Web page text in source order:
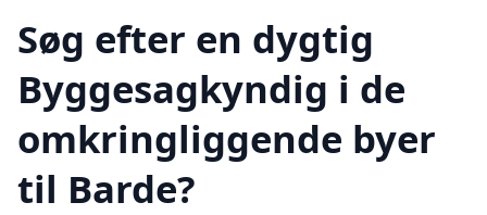
Søg efter en dygtig
Byggesagkyndig i de
omkringliggende byer
til Barde?